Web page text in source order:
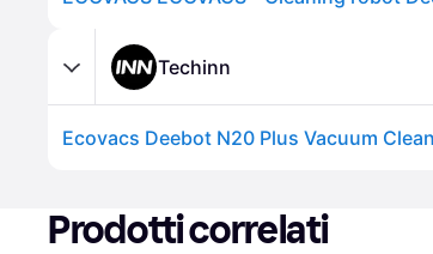
Techinn
Prodotti correlati